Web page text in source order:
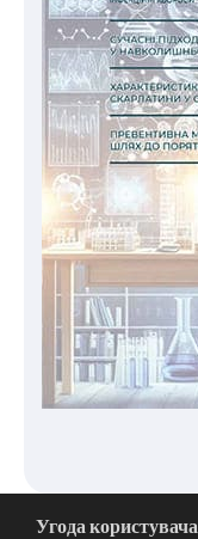
Угода користувача